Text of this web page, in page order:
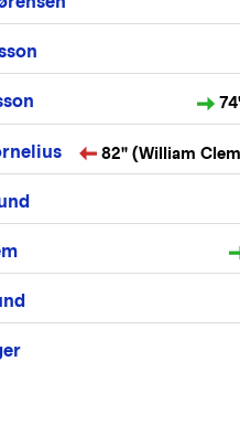
82" (William